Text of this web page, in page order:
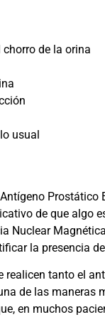
de la orina
usual
de que algo
Nuclear
la presencia
realicen tanto el
de las maneras
en muchos